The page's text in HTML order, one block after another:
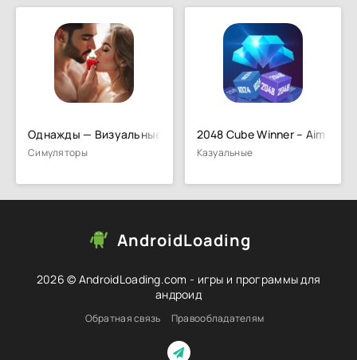
Однажды — Визуальные новеллы
Симуляторы
2048 Cube Winner – Aim To
Казуальные
AndroidLoading
2026 © AndroidLoading.com - игры и программы для
андроид
Обратная связь Правообладателям